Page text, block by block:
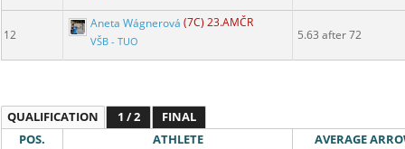
12
Aneta Wágnerová (7C) 23.AMČR
VŠB - TUO 5.63 after 72
QUALIFICATION 1 / 2
FINAL
POS.
ATHLETE AVERAGE